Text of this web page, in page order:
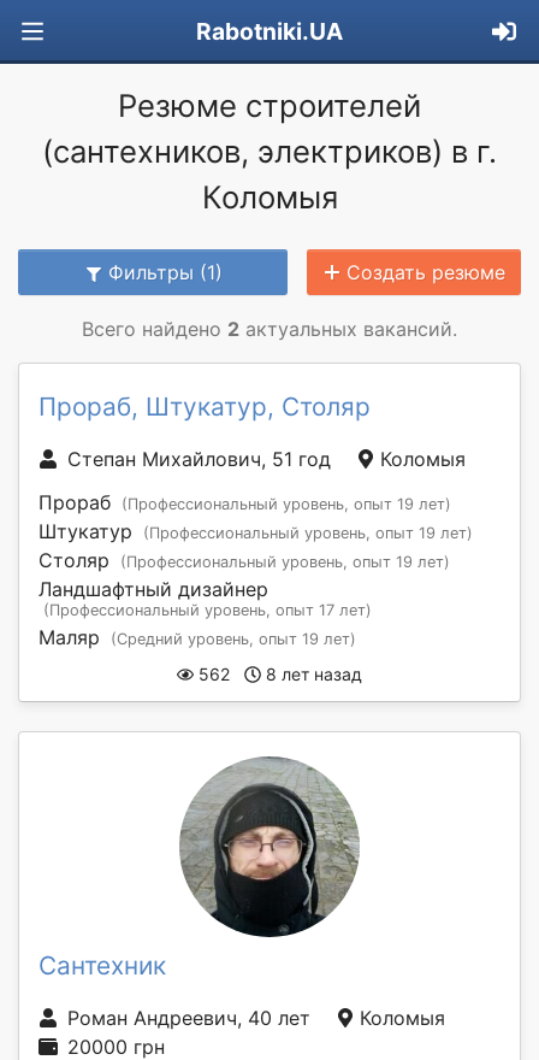
Rabotniki.UA
Резюме строителей
(сантехников, электриков) в г.
Коломыя
Фильтры (1) Создать резюме
Всего найдено 2 актуальных вакансий.
Прораб, Штукатур, Столяр
Степан Михайлович, 51 год
Коломыя
Прораб
(Профессиональный уровень, опыт 19 лет)
Штукатур (Профессиональный уровень, опыт 19 лет)
Столяр (Профессиональный уровень, опыт 19 лет)
Ландшафтный дизайнер
(Профессиональный уровень, опыт 17 лет)
Маляр (Средний уровень, опыт 19 лет)
562 8 лет назад
Сантехник
Роман Андреевич, 40 лет
Коломыя
20000 грн